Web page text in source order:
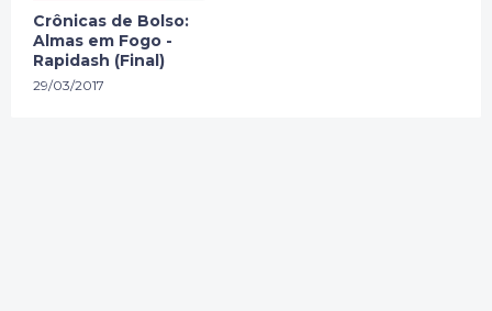
Crônicas de Bolso:
Almas em Fogo -
Rapidash (Final)
29/03/2017